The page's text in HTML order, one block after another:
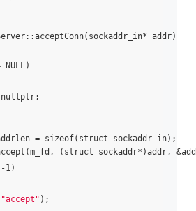
addr)
= sizeof(struct sockaddr_in);
(struct sockaddr*)addr,
1)
"accept" );